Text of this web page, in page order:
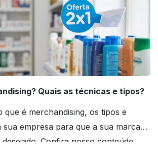
Quais as técnicas e tipos?
que é merchandising, os tipos e
empresa para que a sua marca
Confira nosso conteúdo